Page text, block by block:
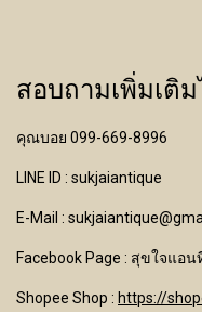
สอบถามเพิ่มเติ
คุณบอย 099-669-8996
LINE ID : sukjaiantique
E-Mail :
Facebook Page : สุขใจแอน
Shopee Shop : https://